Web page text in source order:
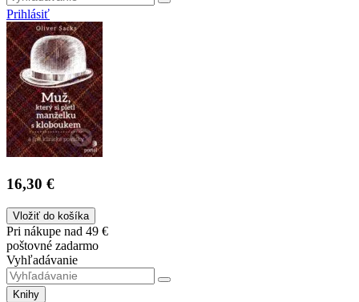
Prihlásiť
16,30 €
Vložiť do košíka
Pri nákupe nad 49 €
poštovné zadarmo
Vyhľadávanie
Knihy